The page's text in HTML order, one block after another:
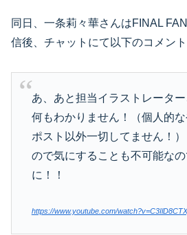
同日、一条莉々華さんはFINAL
信後、チャットにて以下のコメント
あ、あと担当イラストレータ
何もわかりません！（個人的
ポスト以外一切してません！）
ので気にすることも不可能な
に！！
https://www.youtube.com/